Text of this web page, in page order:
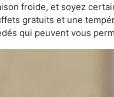
froide, et soyez
gratuits et une
qui peuvent vous